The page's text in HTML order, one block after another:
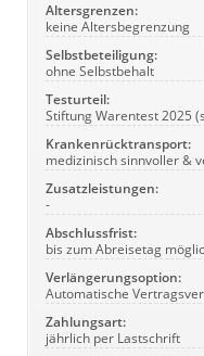
Altersgrenzen:
keine Altersbegrenzung
Selbstbeteiligung:
ohne Selbstbehalt
Testurteil:
Stiftung Warentest 2025
Krankenrücktransport:
medizinisch sinnvoller &
Zusatzleistungen:
-
Abschlussfrist:
bis zum Abreisetag
Verlängerungsoption:
Automatische
Zahlungsart:
jährlich per Lastschrift